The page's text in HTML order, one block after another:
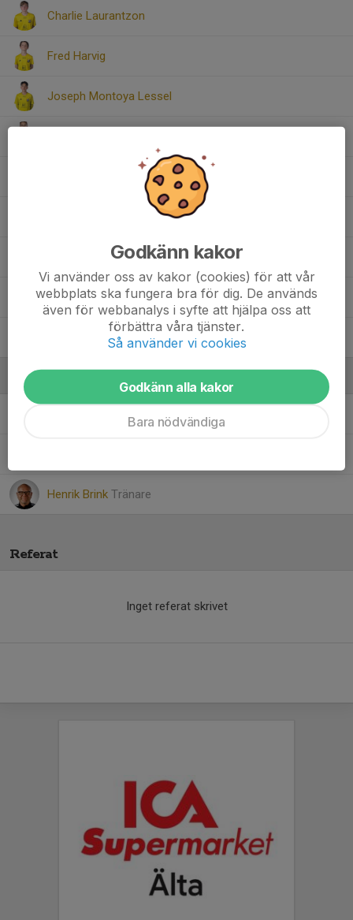
Charlie Laurantzon
Fred Harvig
Joseph Montoya Lessel
Simon Röger Dipaoli
Tiago da Silva F. Vieira
Ledare
Hjälptränare
Henrik Brink Tränare
Referat
Inget referat skrivet
Godkänn kakor
Vi använder oss av kakor (cookies) för att vår
webbplats ska fungera bra för dig. De används
även för webbanalys i syfte att hjälpa oss att
förbättra våra tjänster.
Så använder vi cookies
Godkänn alla kakor
Bara nödvändiga